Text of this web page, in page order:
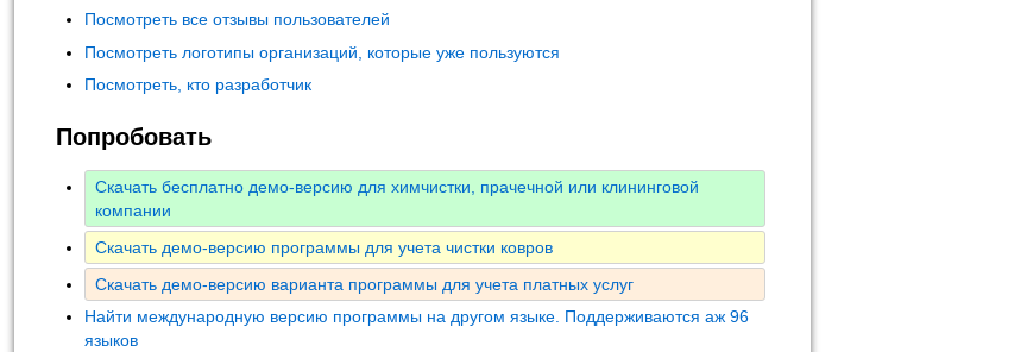
Посмотреть все отзывы пользователей
Посмотреть логотипы организаций, которые уже пользуются
Посмотреть, кто разработчик
Попробовать
Скачать бесплатно демо-версию для химчистки, прачечной или клининговой
компании
Скачать демо-версию программы для учета чистки ковров
Скачать демо-версию варианта программы для учета платных услуг
Найти международную версию программы на другом языке. Поддерживаются аж 96
языков